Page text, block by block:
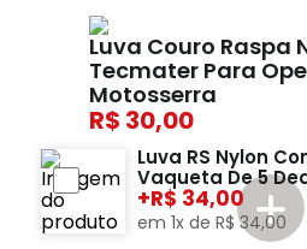
Luva Couro Raspa
Tecmater Para
Motosserra
30,00
Luva RS Nylon
Vaqueta De 5
+ 34,00
em1x deR$ 34,00